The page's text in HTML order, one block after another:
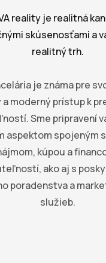
reality je realitná
skúsenosťami a
realitný trh.
je známa pre
a moderný prístup k
Sme pripravení
aspektom spojeným
kúpou a
ako aj s
poradenstva a
služieb.